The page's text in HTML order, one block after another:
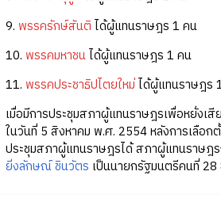
9. พรรครักษ์สันติ ได้ผู้แทนราษฎร 1 คน
10. พรรคมหาชนได้ผู้แทนราษฎร 1 คน
11. พรรคประชาธิปไตยใหม่ได้ผู้แทนราษฎร
เมื่อมีการประชุมสภาผู้แทนราษฎรเพื่อหยั่งเ
ในวันที่ 5 สิงหาคม พ.ศ. 2554 หลังการเลือก
ประชุมสภาผู้แทนราษฎรได้ สภาผู้แทนราษฎ
ยิ่งลักษณ์ ชินวัตร เป็นนายกรัฐมนตรีคนที่ 28